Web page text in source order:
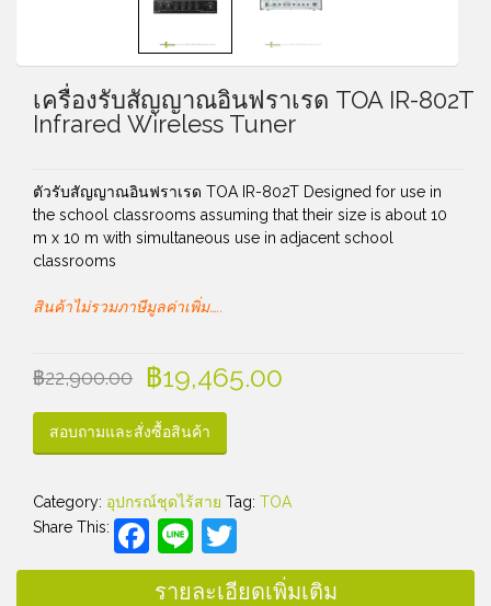
เครื่องรับสัญญาณอินฟราเรด TOA IR-802T
Infrared Wireless Tuner
ตัวรับสัญญาณอินฟราเรด TOA IR-802T Designed for use in
the school classrooms assuming that their size is about 10
m x 10 m with simultaneous use in adjacent school
classrooms
สินค้าไม่รวมภาษีมูลค่าเพิ่ม…..
฿22,900.00 ฿19,465.00
สอบถามและสั่งซื้อสินค้า
Category: อุปกรณ์ชุดไร้สาย Tag: TOA
Share This:
Facebook
Line
รายละเอียดเพิ่มเติม